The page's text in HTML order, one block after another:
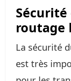
routage
La sécurité
est très